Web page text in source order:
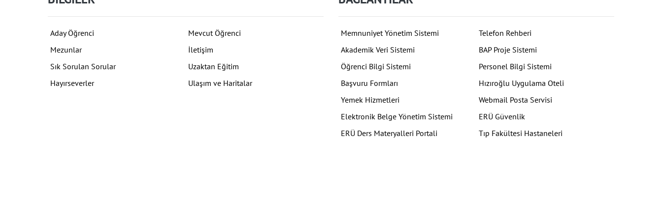
Aday Öğrenci
Mevcut Öğrenci
Mezunlar
İletişim
Sık Sorulan Sorular
Uzaktan Eğitim
Hayırseverler
Ulaşım ve Haritalar
Memnuniyet Yönetim Sistemi
Telefon Rehberi
Akademik Veri Sistemi
BAP Proje Sistemi
Öğrenci Bilgi Sistemi
Personel Bilgi Sistemi
Başvuru Formları
Hızıroğlu Uygulama Oteli
Yemek Hizmetleri
Webmail Posta Servisi
Elektronik Belge Yönetim Sistemi
ERÜ Güvenlik
ERÜ Ders Materyalleri Portali
Tıp Fakültesi Hastaneleri